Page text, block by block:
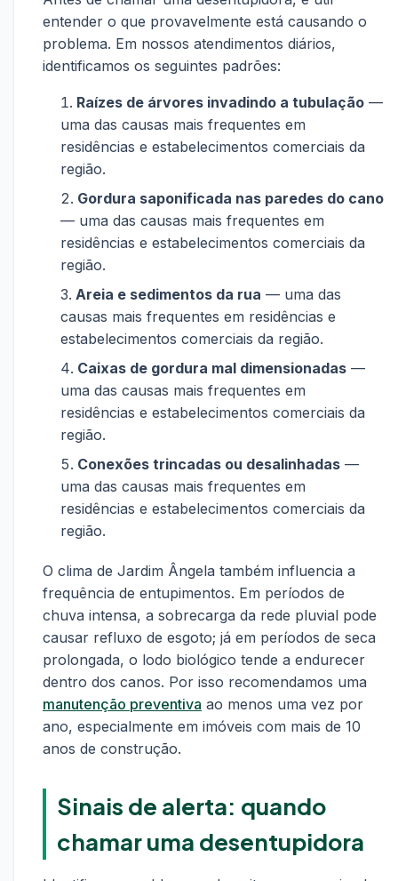
entender o que provavelmente está causando o
problema. Em nossos atendimentos diários,
identificamos os seguintes padrões:
Raízes de árvores invadindo a tubulação —
uma das causas mais frequentes em
residências e estabelecimentos comerciais da
região.
Gordura saponificada nas paredes do cano
— uma das causas mais frequentes em
residências e estabelecimentos comerciais da
região.
Areia e sedimentos da rua — uma das
causas mais frequentes em residências e
estabelecimentos comerciais da região.
Caixas de gordura mal dimensionadas —
uma das causas mais frequentes em
residências e estabelecimentos comerciais da
região.
Conexões trincadas ou desalinhadas —
uma das causas mais frequentes em
residências e estabelecimentos comerciais da
região.
O clima de Jardim Ângela também influencia a
frequência de entupimentos. Em períodos de
chuva intensa, a sobrecarga da rede pluvial pode
causar refluxo de esgoto; já em períodos de seca
prolongada, o lodo biológico tende a endurecer
dentro dos canos. Por isso recomendamos uma
manutenção preventiva ao menos uma vez por
ano, especialmente em imóveis com mais de 10
anos de construção.
Sinais de alerta: quando
chamar uma desentupidora